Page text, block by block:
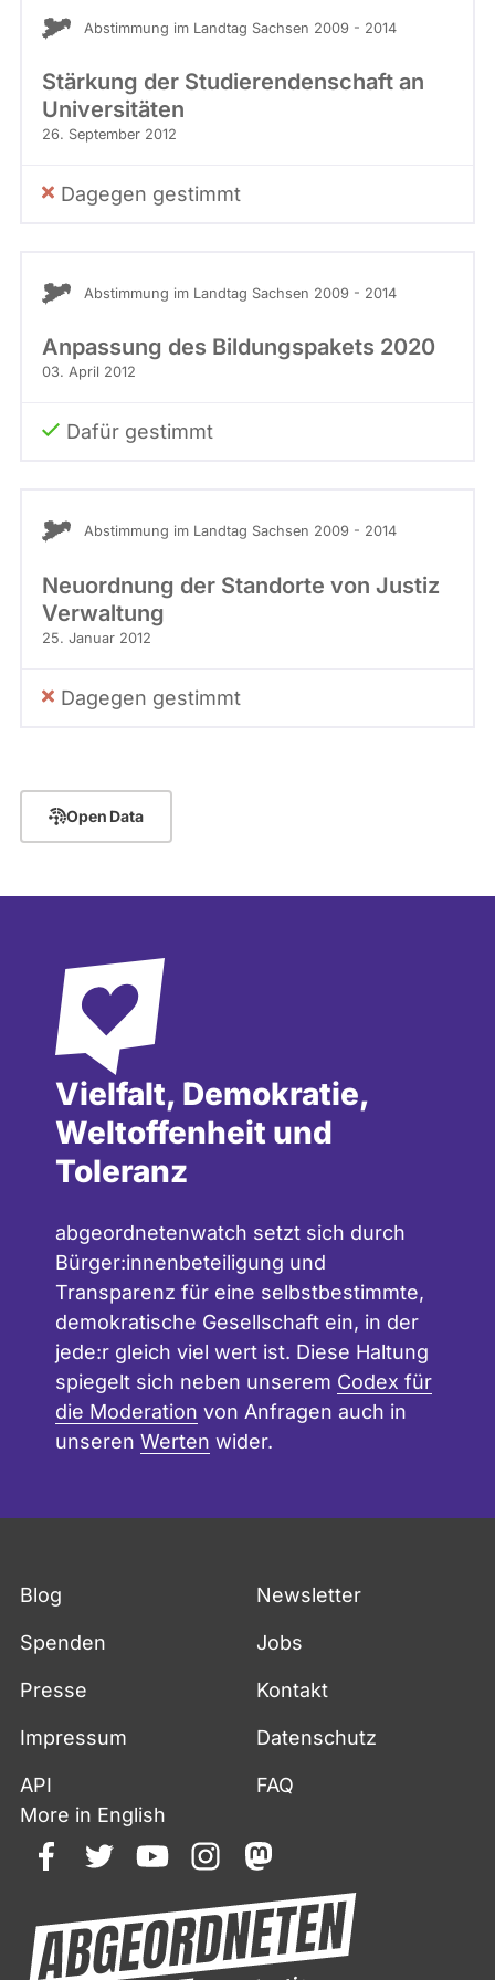
abgeordnetenwatch
werden.
Abstimmung im Landtag Sachsen 2009 - 2014
Stärkung der Studierendenschaft an
Universitäten
26. September 2012
Dagegen gestimmt
Abstimmung im Landtag Sachsen 2009 - 2014
Anpassung des Bildungspakets 2020
03. April 2012
Dafür gestimmt
Abstimmung im Landtag Sachsen 2009 - 2014
Neuordnung der Standorte von Justiz
Verwaltung
25. Januar 2012
Dagegen gestimmt
Open Data
Vielfalt, Demokratie,
Weltoffenheit und
Toleranz
abgeordnetenwatch setzt sich durch
Bürger:innenbeteiligung und
Transparenz für eine selbstbestimmte,
demokratische Gesellschaft ein, in der
jede:r gleich viel wert ist. Diese Haltung
spiegelt sich neben unserem Codex für
die Moderation von Anfragen auch in
unseren Werten wider.
Blog Newsletter
Spenden Jobs
Presse Kontakt
Impressum Datenschutz
API
FAQ
More in English
facebooktwitteryoutubeinstagrammastodon